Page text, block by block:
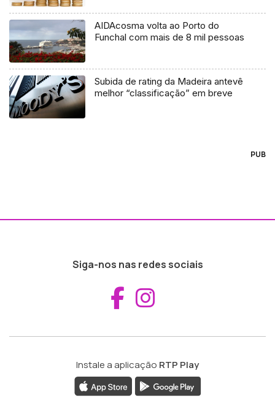
AIDAcosma volta ao Porto do
Funchal com mais de 8 mil pessoas
Subida de rating da Madeira antevê
melhor “classificação” em breve
PUB
Siga-nos nas redes sociais
Aceder ao
Instale a aplicação RTP Play